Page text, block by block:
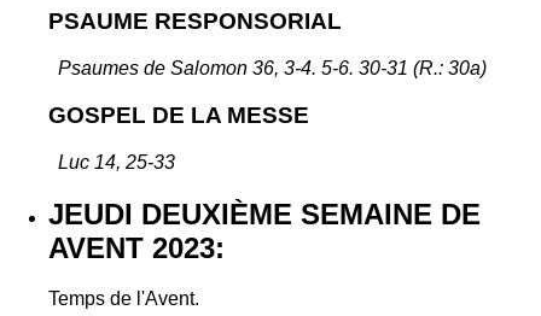
PSAUME RESPONSORIAL
Psaumes de Salomon 36, 3-4. 5-6. 30-31 (R.: 30a)
GOSPEL DE LA MESSE
Luc 14, 25-33
JEUDI DEUXIÈME SEMAINE DE
AVENT 2023:
Temps de l'Avent.